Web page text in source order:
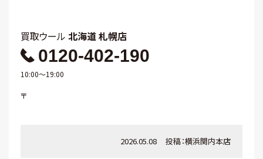
買取ウール 北海道 札幌店
0120-402-190
10:00～19:00
〒
2026.05.08 投稿：横浜関内本店